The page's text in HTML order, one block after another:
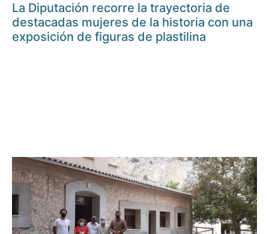
La Diputación recorre la trayectoria de
destacadas mujeres de la historia con una
exposición de figuras de plastilina